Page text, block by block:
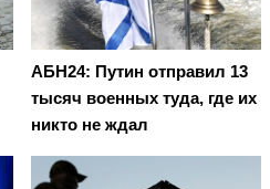
АБН24: Путин отправил 13
тысяч военных туда, где их
никто не ждал